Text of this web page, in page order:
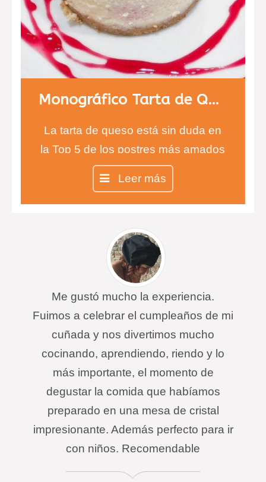
Monográfico Tarta de Queso
La tarta de queso está sin duda en
la Top 5 de los postres más amados
del mundo y no importa si prefieres
la tarta de queso sin horno o la
clásica, lo más importante es su
Leer más
Me gustó mucho la experiencia.
Fuimos a celebrar el cumpleaños de mi
cuñada y nos divertimos mucho
cocinando, aprendiendo, riendo y lo
más importante, el momento de
degustar la comida que habíamos
preparado en una mesa de cristal
impresionante. Además perfecto para ir
con niños. Recomendable